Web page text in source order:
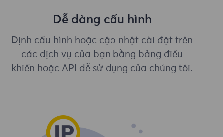
Dễ dàng cấu hình
Định cấu hình hoặc cập nhật cài đặt trên
các dịch vụ của bạn bằng bảng điều
khiển hoặc API dễ sử dụng của chúng tôi.